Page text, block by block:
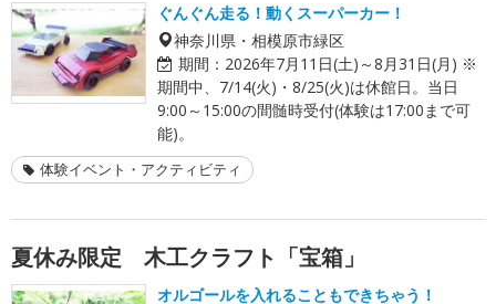
ぐんぐん走る！動くスーパーカー！
神奈川県・相模原市緑区
期間： 2026年7月11日(土)～8月31日(月) ※
期間中、7/14(火)・8/25(火)は休館日。当日
9:00～15:00の間髄時受付(体験は17:00まで可
能)。
体験イベント・アクティビティ
夏休み限定 木工クラフト「宝箱」
オルゴールを入れることもできちゃう！